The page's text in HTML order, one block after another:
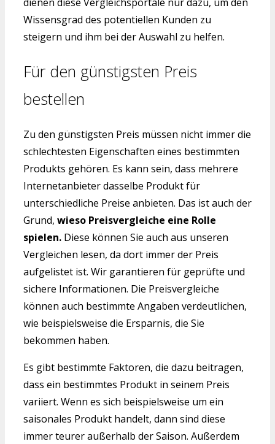
Wissensgrad des potentiellen Kunden zu
steigern und ihm bei der Auswahl zu helfen.
Für den günstigsten Preis
bestellen
Zu den günstigsten Preis müssen nicht immer die
schlechtesten Eigenschaften eines bestimmten
Produkts gehören. Es kann sein, dass mehrere
Internetanbieter dasselbe Produkt für
unterschiedliche Preise anbieten. Das ist auch der
Grund, wieso Preisvergleiche eine Rolle
spielen. Diese können Sie auch aus unseren
Vergleichen lesen, da dort immer der Preis
aufgelistet ist. Wir garantieren für geprüfte und
sichere Informationen. Die Preisvergleiche
können auch bestimmte Angaben verdeutlichen,
wie beispielsweise die Ersparnis, die Sie
bekommen haben.
Es gibt bestimmte Faktoren, die dazu beitragen,
dass ein bestimmtes Produkt in seinem Preis
variiert. Wenn es sich beispielsweise um ein
saisonales Produkt handelt, dann sind diese
immer teurer außerhalb der Saison. Außerdem